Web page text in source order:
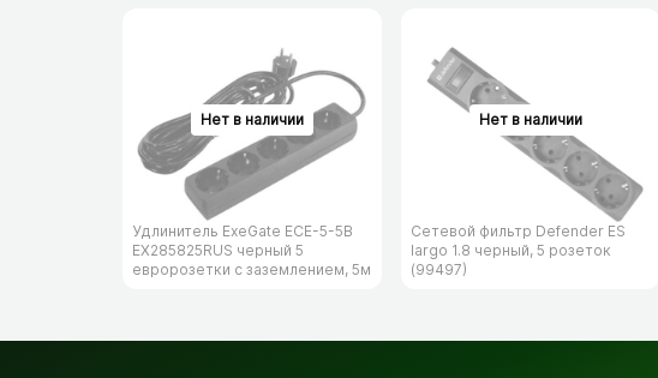
Удлинитель ExeGate ECE-5-5B
EX285825RUS черный 5
евророзетки с заземлением, 5м
Сетевой фильтр Defender ES
largo 1.8 черный, 5 розеток
(99497)